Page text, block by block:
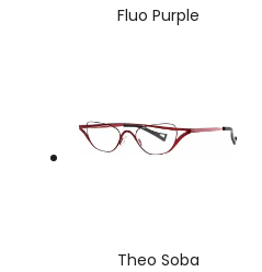
Fluo Purple
Theo Soba